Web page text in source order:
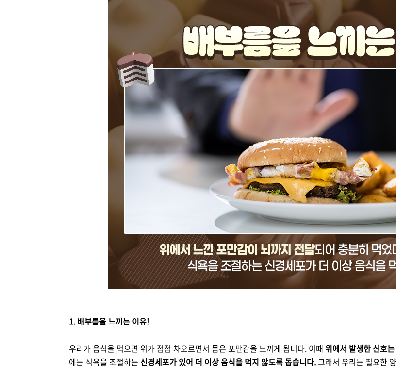
1. 배부름을 느끼는 이유!
우리가 음식을 먹으면 위가 점점 차오르면서 몸은 포만감을 느끼게 됩니다. 이때 위에서 발생한 신호
에는 식욕을 조절하는 신경세포가 있어 더 이상 음식을 먹지 않도록 돕습니다. 그래서 우리는 필요한